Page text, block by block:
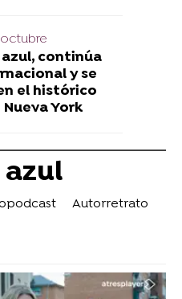
octubre
continúa
y se
el histórico
Nueva York
Autorretrato